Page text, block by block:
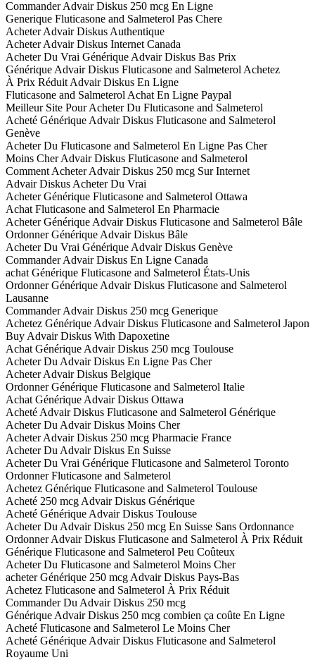
Commander Advair Diskus 250 mcg En Ligne
Generique Fluticasone and Salmeterol Pas Chere
Acheter Advair Diskus Authentique
Acheter Advair Diskus Internet Canada
Acheter Du Vrai Générique Advair Diskus Bas Prix
Générique Advair Diskus Fluticasone and Salmeterol Achetez
À Prix Réduit Advair Diskus En Ligne
Fluticasone and Salmeterol Achat En Ligne Paypal
Meilleur Site Pour Acheter Du Fluticasone and Salmeterol
Acheté Générique Advair Diskus Fluticasone and Salmeterol
Genève
Acheter Du Fluticasone and Salmeterol En Ligne Pas Cher
Moins Cher Advair Diskus Fluticasone and Salmeterol
Comment Acheter Advair Diskus 250 mcg Sur Internet
Advair Diskus Acheter Du Vrai
Acheter Générique Fluticasone and Salmeterol Ottawa
Achat Fluticasone and Salmeterol En Pharmacie
Acheter Générique Advair Diskus Fluticasone and Salmeterol Bâle
Ordonner Générique Advair Diskus Bâle
Acheter Du Vrai Générique Advair Diskus Genève
Commander Advair Diskus En Ligne Canada
achat Générique Fluticasone and Salmeterol États-Unis
Ordonner Générique Advair Diskus Fluticasone and Salmeterol
Lausanne
Commander Advair Diskus 250 mcg Generique
Achetez Générique Advair Diskus Fluticasone and Salmeterol Japon
Buy Advair Diskus With Dapoxetine
Achat Générique Advair Diskus 250 mcg Toulouse
Acheter Du Advair Diskus En Ligne Pas Cher
Acheter Advair Diskus Belgique
Ordonner Générique Fluticasone and Salmeterol Italie
Achat Générique Advair Diskus Ottawa
Acheté Advair Diskus Fluticasone and Salmeterol Générique
Acheter Du Advair Diskus Moins Cher
Acheter Advair Diskus 250 mcg Pharmacie France
Acheter Du Advair Diskus En Suisse
Acheter Du Vrai Générique Fluticasone and Salmeterol Toronto
Ordonner Fluticasone and Salmeterol
Achetez Générique Fluticasone and Salmeterol Toulouse
Acheté 250 mcg Advair Diskus Générique
Acheté Générique Advair Diskus Toulouse
Acheter Du Advair Diskus 250 mcg En Suisse Sans Ordonnance
Ordonner Advair Diskus Fluticasone and Salmeterol À Prix Réduit
Générique Fluticasone and Salmeterol Peu Coûteux
Acheter Du Fluticasone and Salmeterol Moins Cher
acheter Générique 250 mcg Advair Diskus Pays-Bas
Achetez Fluticasone and Salmeterol À Prix Réduit
Commander Du Advair Diskus 250 mcg
Générique Advair Diskus 250 mcg combien ça coûte En Ligne
Acheté Fluticasone and Salmeterol Le Moins Cher
Acheté Générique Advair Diskus Fluticasone and Salmeterol
Royaume Uni